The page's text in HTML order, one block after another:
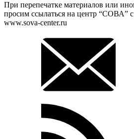
При перепечатке материалов или
просим ссылаться на центр “СОВА” с
www.sova-center.ru